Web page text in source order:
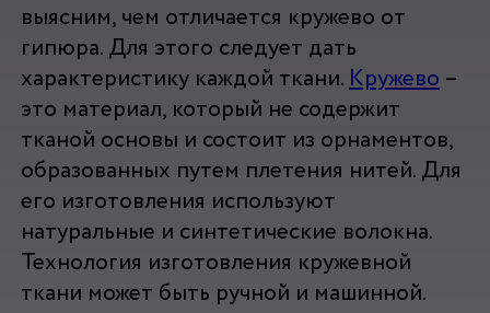
выясним, чем отличается кружево от
гипюра. Для этого следует дать
характеристику каждой ткани.Кружево–
это материал, который не содержит
тканой основы и состоит из орнаментов,
образованных путем плетения нитей. Для
его изготовления используют
натуральные и синтетические волокна.
Технология изготовления кружевной
ткани может быть ручной и машинной.